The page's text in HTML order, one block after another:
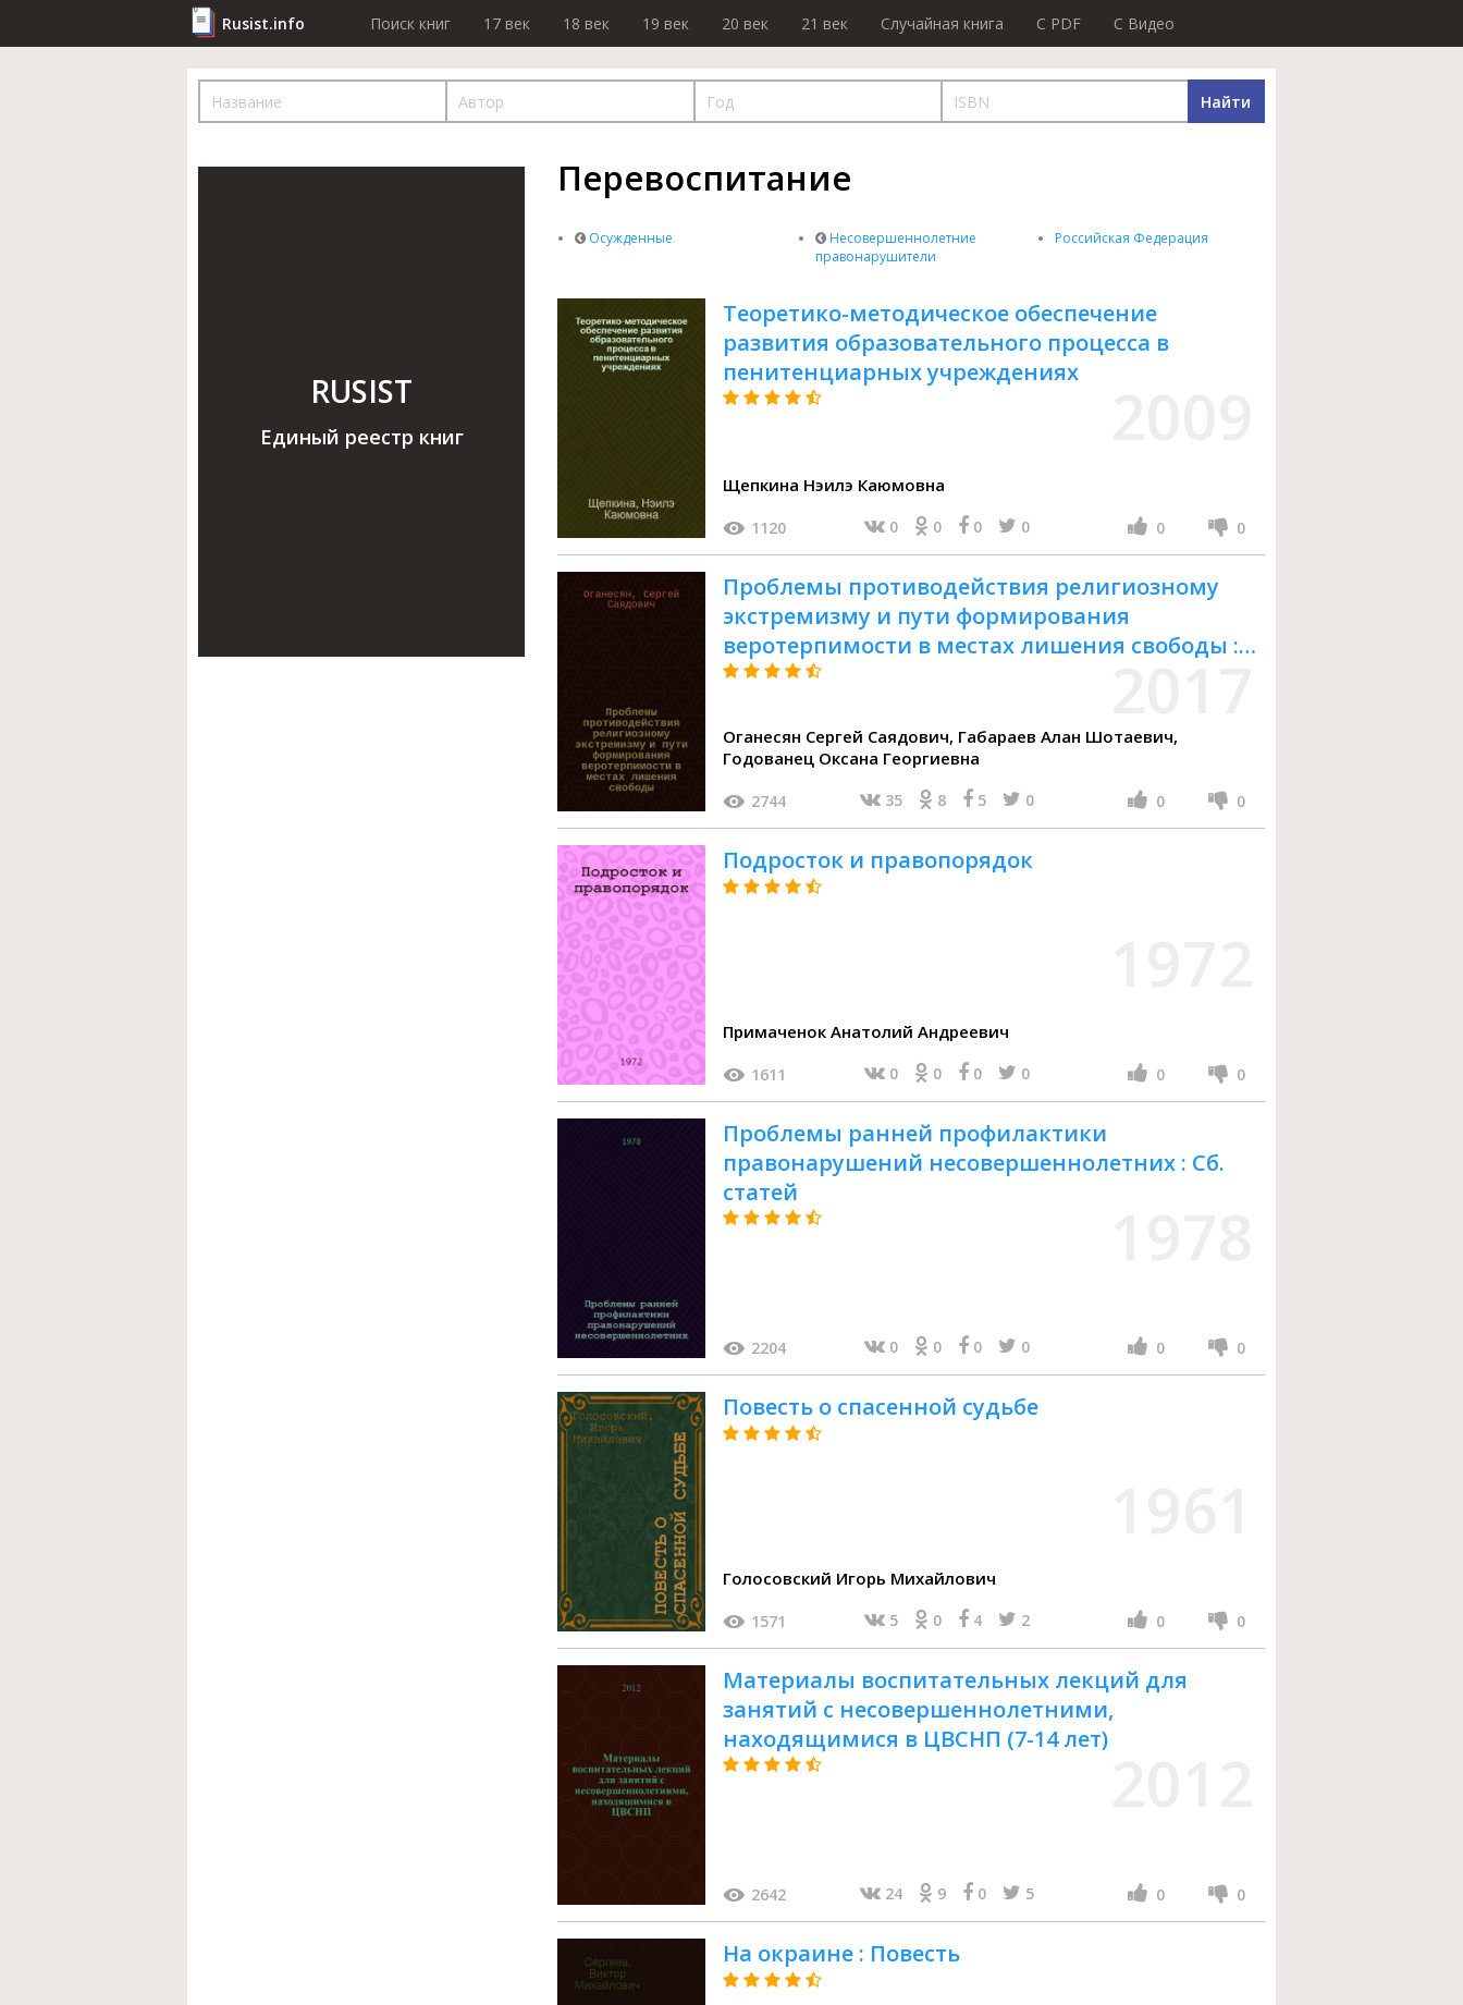
Rusist.info Поиск книг 17 век 18 век 19 век 20 век 21 век Случайная книга C PDF C Видео
Найти
RUSIST
Единый реестр книг
Перевоспитание
Осужденные
Несовершеннолетние
правонарушители
Российская Федерация
Теоретико-методическое обеспечение
развития образовательного процесса в
пенитенциарных учреждениях
Щепкина Нэилэ Каюмовна
1120 0 0 0 0 0 0
Проблемы противодействия религиозному
экстремизму и пути формирования
веротерпимости в местах лишения свободы :
монография
Оганесян Сергей Саядович, Габараев Алан Шотаевич,
Годованец Оксана Георгиевна
2744 35 8 5 0 0 0
Подросток и правопорядок
Примаченок Анатолий Андреевич
1611 0 0 0 0 0 0
Проблемы ранней профилактики
правонарушений несовершеннолетних : Сб.
статей
2204 0 0 0 0 0 0
Повесть о спасенной судьбе
Голосовский Игорь Михайлович
1571 5 0 4 2 0 0
Материалы воспитательных лекций для
занятий с несовершеннолетними,
находящимися в ЦВСНП (7-14 лет)
2642 24 9 0 5 0 0
На окраине : Повесть